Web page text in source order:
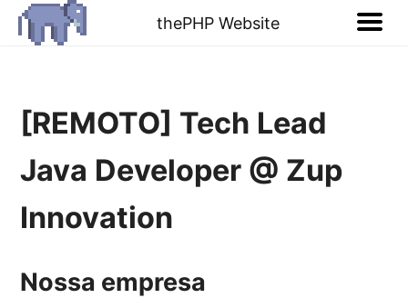
thePHP Website
[REMOTO] Tech Lead
Java Developer @ Zup
Innovation
Nossa empresa